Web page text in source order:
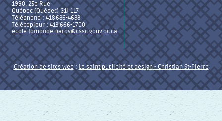
1990, 25e Rue
Québec (Québec) G1J 1L7
Téléphone : 418 686-4688
Télécopieur : 418 666-1700
ecole.jdmonde-bardy@cssc.gouv.qc.ca
Création de sites web:Le saint publicité et design- Christian St-Pierre